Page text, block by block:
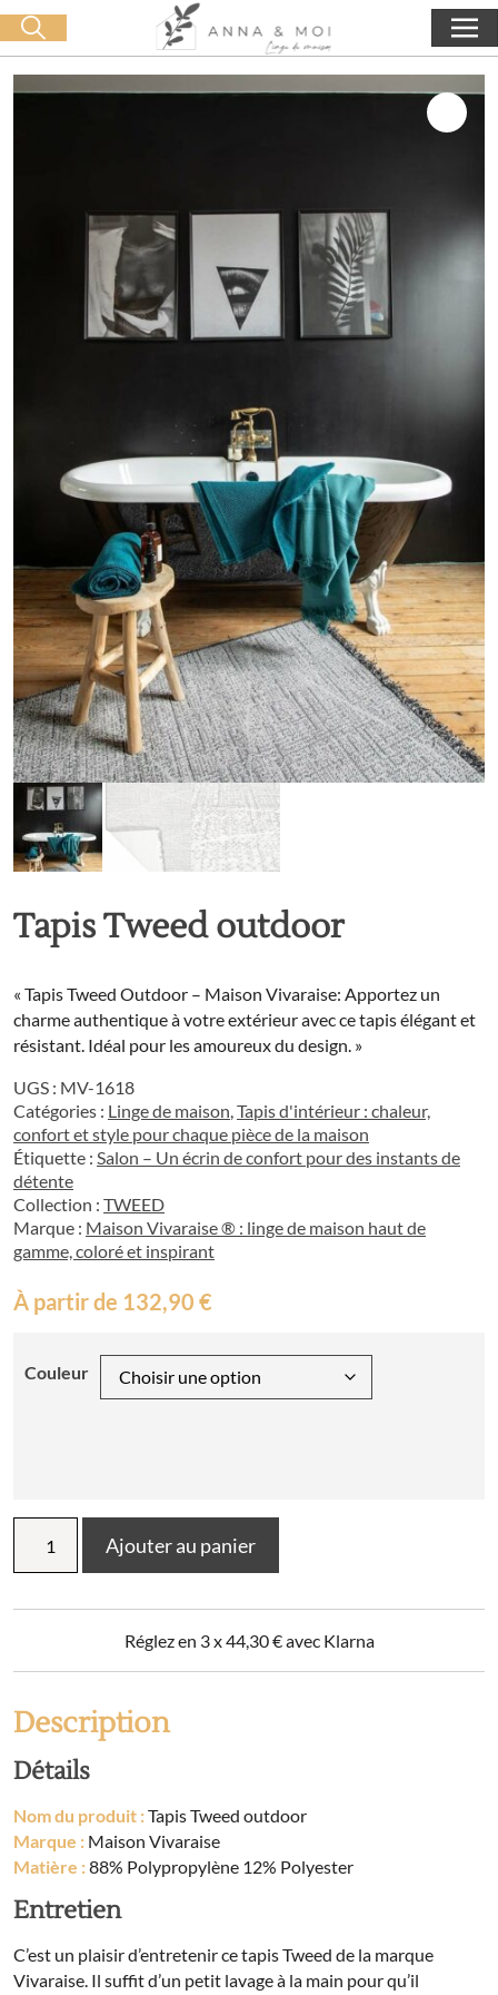
Livraison offerte dès 60€ d'achat 0,00€
Tapis Tweed outdoor
« Tapis Tweed Outdoor – Maison Vivaraise: Apportez un
charme authentique à votre extérieur avec ce tapis élégant et
résistant. Idéal pour les amoureux du design. »
UGS : MV-1618
Catégories : Linge de maison,Tapis d'intérieur : chaleur,
confort et style pour chaque pièce de la maison
Étiquette : Salon – Un écrin de confort pour des instants de
détente
Collection : TWEED
Marque : Maison Vivaraise ® : linge de maison haut de
gamme, coloré et inspirant
À partir de 132,90 €
Couleur
Tapis
Ajouter au panier
Réglez en 3 x44,30€avec Klarna
Description
Détails
Nom du produit :Tapis Tweed outdoor
Marque : Maison Vivaraise
Matière :88% Polypropylène 12% Polyester
Entretien
C’est un plaisir d’entretenir ce tapis Tweed de la marque
Vivaraise. Il suffit d’un petit lavage à la main pour qu’il